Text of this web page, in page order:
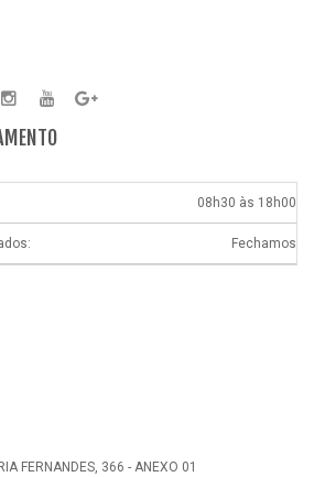
08h30 às 18h00
Fechamos
FERNANDES, 366 - ANEXO 01